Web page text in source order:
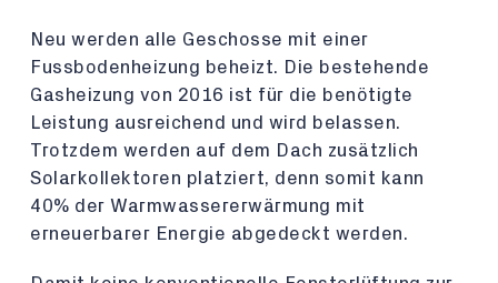
Neu werden alle Geschosse mit einer
Fussbodenheizung beheizt. Die bestehende
Gasheizung von 2016 ist für die benötigte
Leistung ausreichend und wird belassen.
Trotzdem werden auf dem Dach zusätzlich
Solarkollektoren platziert, denn somit kann
40% der Warmwassererwärmung mit
erneuerbarer Energie abgedeckt werden.